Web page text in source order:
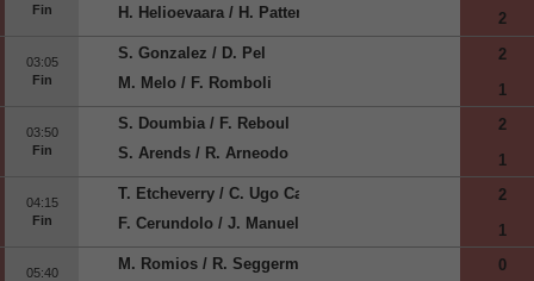
Fin
H. Helioevaara / H. Patten
2
03:05
Fin
S. Gonzalez / D. Pel
M. Melo / F. Romboli
2
1
03:50
Fin
S. Doumbia / F. Reboul
S. Arends / R. Arneodo
2
1
04:15
Fin
T. Etcheverry / C. Ugo Carabelli
F. Cerundolo / J. Manuel Cerundolo
2
1
05:40
M. Romios / R. Seggerman
0